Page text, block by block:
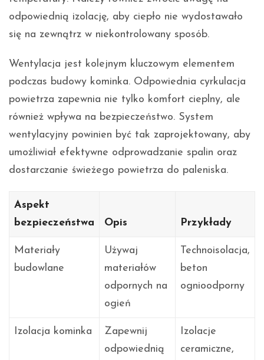
odpowiednią izolację, aby ciepło nie wydostawało
się na zewnątrz w niekontrolowany sposób.
Wentylacja jest kolejnym kluczowym elementem
podczas budowy kominka. Odpowiednia cyrkulacja
powietrza zapewnia nie tylko komfort cieplny, ale
również wpływa na bezpieczeństwo. System
wentylacyjny powinien być tak zaprojektowany, aby
umożliwiał efektywne odprowadzanie spalin oraz
dostarczanie świeżego powietrza do paleniska.
Aspekt
bezpieczeństwa
Opis Przykłady
Materiały
budowlane
Używaj
materiałów
odpornych na
ogień
Technoisolacja,
beton
ognioodporny
Izolacja kominka
Zapewnij
odpowiednią
Izolacje
ceramiczne,